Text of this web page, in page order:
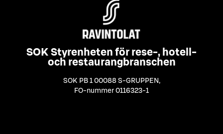
SOK Styrenheten för rese-, hotell-
och restaurangbranschen
SOK PB 1 00088 S-GRUPPEN ,
FO-nummer 0116323-1